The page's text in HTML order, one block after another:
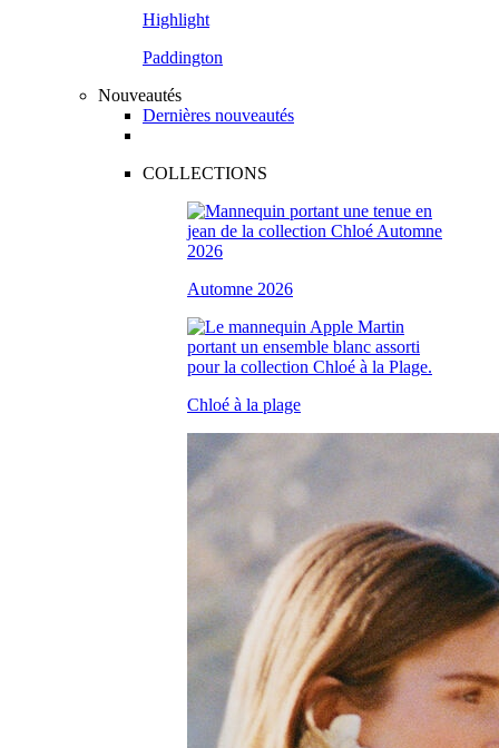
Highlight
Paddington
Nouveautés
Dernières nouveautés
COLLECTIONS
Automne 2026
Chloé à la plage